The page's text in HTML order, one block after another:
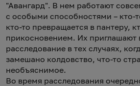
"Авангард". В нем работают
с особыми способностями – кто-
кто-то превращается в пантеру,
прикосновением. Их приглашают
расследование в тех случаях,
замешано колдовство, что-то
необъяснимое.
Во время расследования